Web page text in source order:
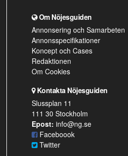
Om Nöjesguiden
Annonsering och Samarbeten
Annonsspecifikationer
Koncept och Cases
Redaktionen
Om Cookies
Kontakta Nöjesguiden
Slussplan 11
111 30 Stockholm
Epost: info@ng.se
Faceboook
Twitter